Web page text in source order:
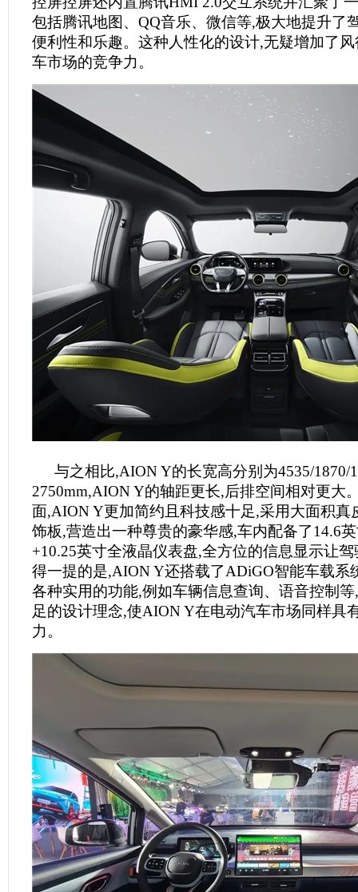
包括腾讯地图、QQ音乐、微信等,极大地提升了
便利性和乐趣。这种人性化的设计,无疑增加了
车市场的竞争力。
与之相比,AION Y的长宽高分别为4535/1870/
2750mm,AION Y的轴距更长,后排空间相对更大
面,AION Y更加简约且科技感十足,采用大面积真
饰板,营造出一种尊贵的豪华感,车内配备了14.6
+10.25英寸全液晶仪表盘,全方位的信息显示让
得一提的是,AION Y还搭载了ADiGO智能车载系
各种实用的功能,例如车辆信息查询、语音控制
足的设计理念,使AION Y在电动汽车市场同样具
力。